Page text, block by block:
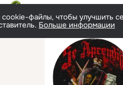
файлы, чтобы улучшить
Больше информации